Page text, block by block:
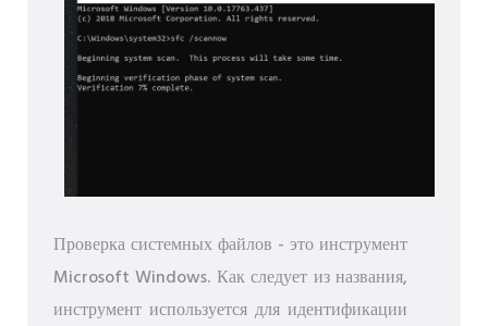
Проверка системных файлов - это инструмент
Microsoft Windows. Как следует из названия,
инструмент используется для идентификации